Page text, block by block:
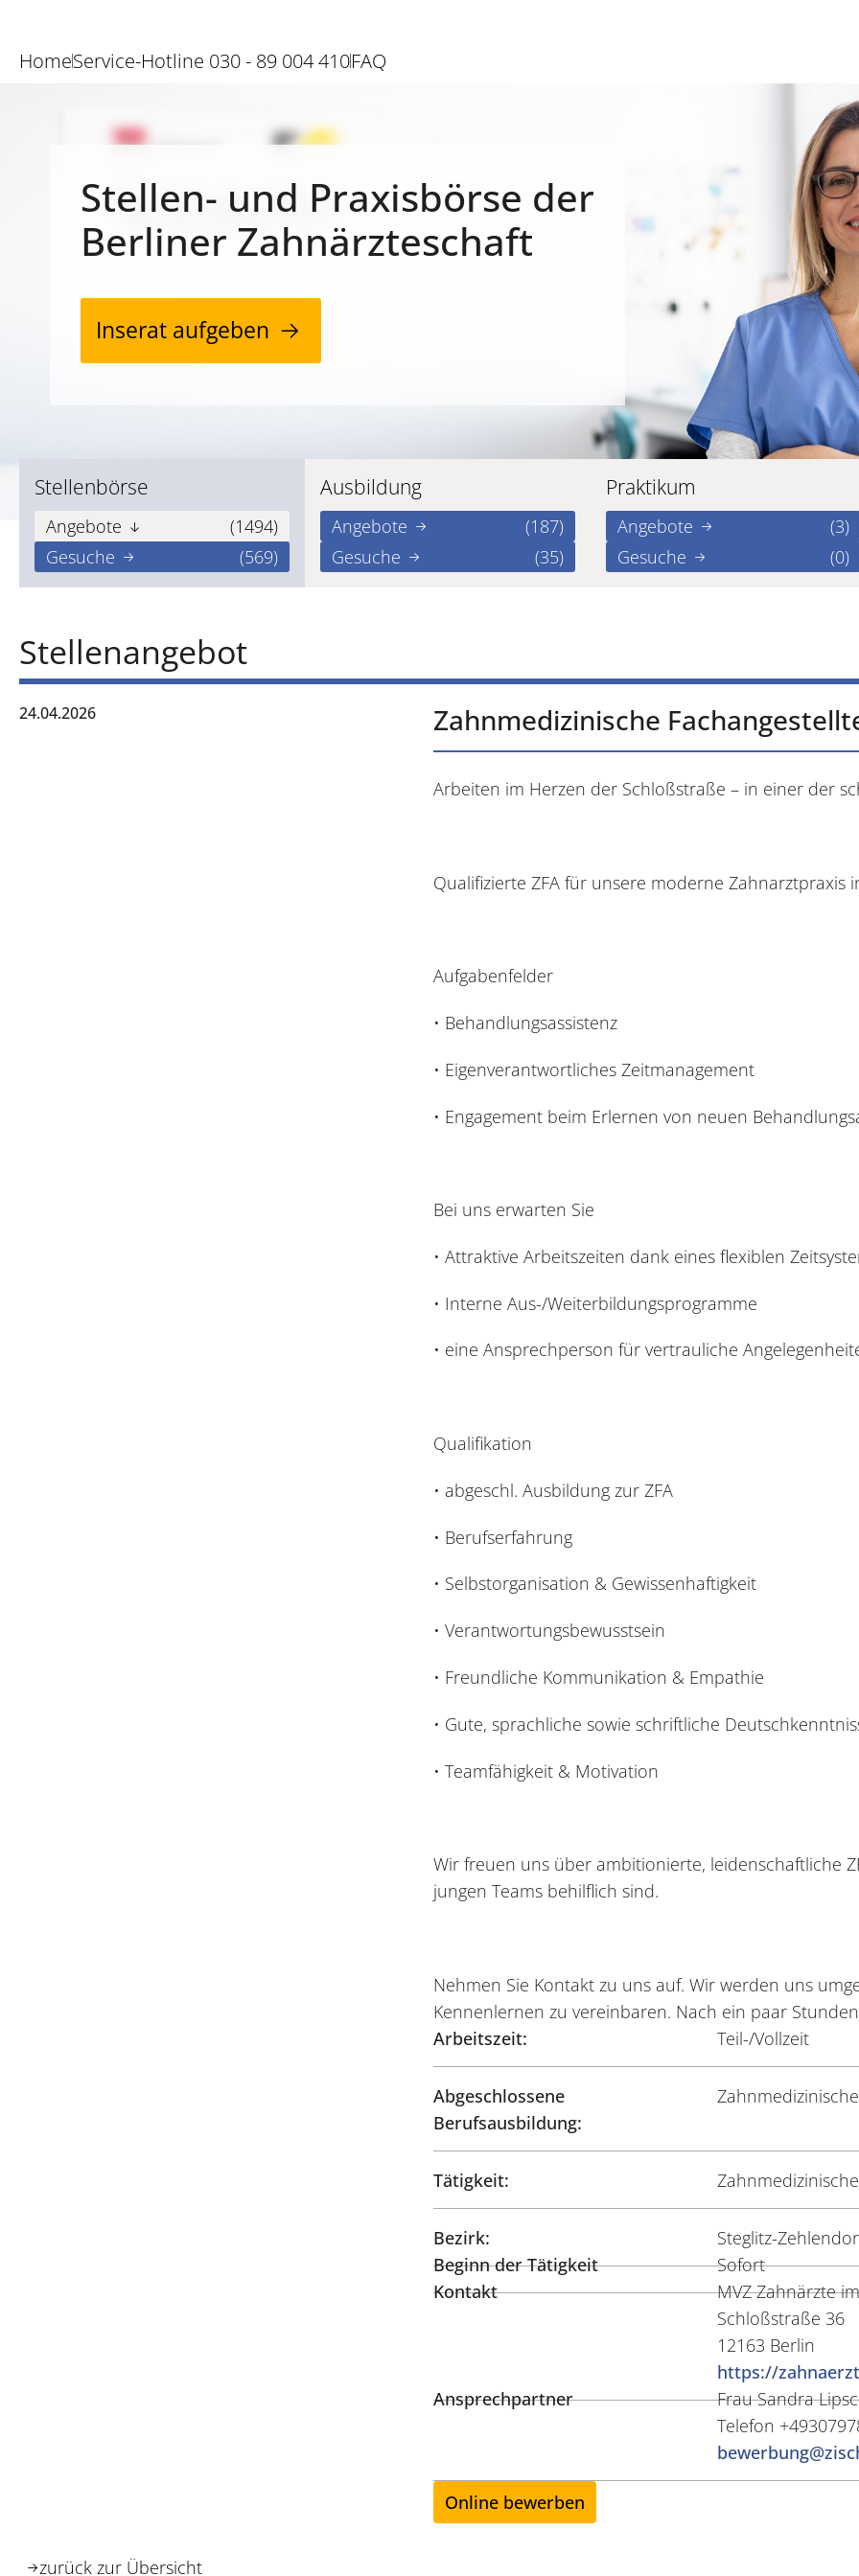
HomeService-Hotline 030 - 89 004 410FAQ
Stellen- und Praxisbörse der
Berliner Zahnärzteschaft
Inserat aufgeben
Stellenbörse
Angebote
(1494)
Gesuche
(569)
Ausbildung
Angebote
(187)
Gesuche
(35)
Praktikum
Angebote
(3)
Gesuche
(0)
Stellenangebot
24.04.2026 Zahnmedizinische
Arbeiten im Herzen der Schloßstraße – in einer der
Qualifizierte ZFA für unsere moderne Zahnarztpraxis
Aufgabenfelder
• Behandlungsassistenz
• Eigenverantwortliches Zeitmanagement
• Engagement beim Erlernen von neuen
Bei uns erwarten Sie
• Attraktive Arbeitszeiten dank eines flexiblen
• Interne Aus-/Weiterbildungsprogramme
• eine Ansprechperson für vertrauliche
Qualifikation
• abgeschl. Ausbildung zur ZFA
• Berufserfahrung
• Selbstorganisation & Gewissenhaftigkeit
• Verantwortungsbewusstsein
• Freundliche Kommunikation & Empathie
• Gute, sprachliche sowie schriftliche
• Teamfähigkeit & Motivation
Wir freuen uns über ambitionierte, leidenschaftliche
jungen Teams behilflich sind.
Nehmen Sie Kontakt zu uns auf. Wir werden uns
Kennenlernen zu vereinbaren. Nach ein paar
Arbeitszeit:
Teil-/Vollzeit
Abgeschlossene
Berufsausbildung:
Tätigkeit:
Bezirk:
Steglitz-
Beginn der Tätigkeit
Sofort
Kontakt
MVZ Zahnärzte
Schloßstraße 36
12163 Berlin
https://
Ansprechpartner
Frau Sandra
Telefon
Online bewerben
zurück zur Übersicht